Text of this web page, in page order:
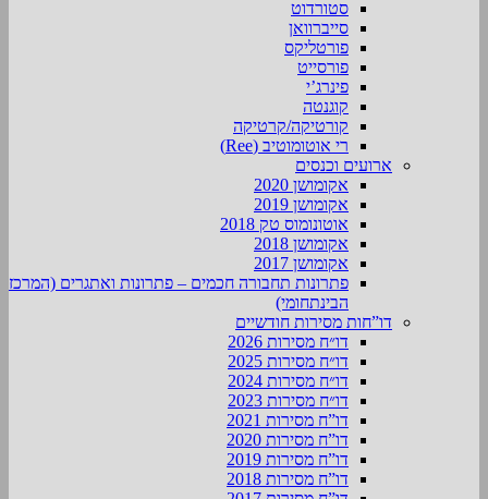
סטורדוט
סייברוואן
פורטליקס
פורסייט
פינרג’י
קוגנטה
קורטיקה/קרטיקה
רי אוטומוטיב (Ree)
ארועים וכנסים
אקומושן 2020
אקומושן 2019
אוטונומוס טק 2018
אקומושן 2018
אקומושן 2017
פתרונות תחבורה חכמים – פתרונות ואתגרים (המרכז
הבינתחומי)
דו”חות מסירות חודשיים
דו״ח מסירות 2026
דו״ח מסירות 2025
דו״ח מסירות 2024
דו״ח מסירות 2023
דו”ח מסירות 2021
דו”ח מסירות 2020
דו”ח מסירות 2019
דו”ח מסירות 2018